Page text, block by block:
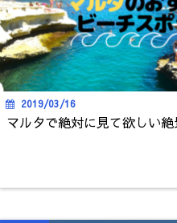
2019/03/16
マルタで絶対に見て欲しい絶